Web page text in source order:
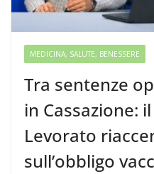
MEDICINA, SALUTE, BENESSERE
Tra sentenze
in Cassazione:
Levorato
sull’obbligo